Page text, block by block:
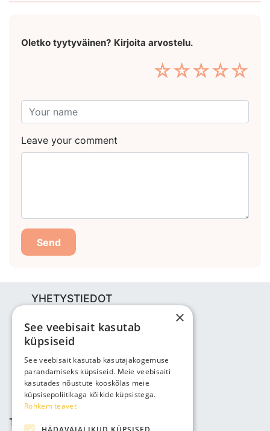
Oletko tyytyväinen? Kirjoita arvostelu.
☆
☆
☆
☆
☆
Leave your comment
Send
YHETYSTIEDOT
Vabaõhukooli tee 4, Tallinn, 12013
Reg nr: 14690362
ALV: EE102147285
Puhelin: +3725143691
info@bjuti.ee
TIEDOT
×
See veebisait kasutab
küpsiseid
See veebisait kasutab kasutajakogemuse
parandamiseks küpsiseid. Meie veebisaiti
kasutades nõustute kooskõlas meie
küpsisepoliitikaga kõikide küpsistega.
Rohkem teavet